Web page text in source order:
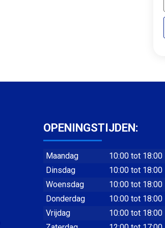
OPENINGSTIJDEN:
Maandag
10:00 tot 18:00
Dinsdag
10:00 tot 18:00
Woensdag
10:00 tot 18:00
Donderdag
10:00 tot 18:00
Vrijdag
10:00 tot 18:00